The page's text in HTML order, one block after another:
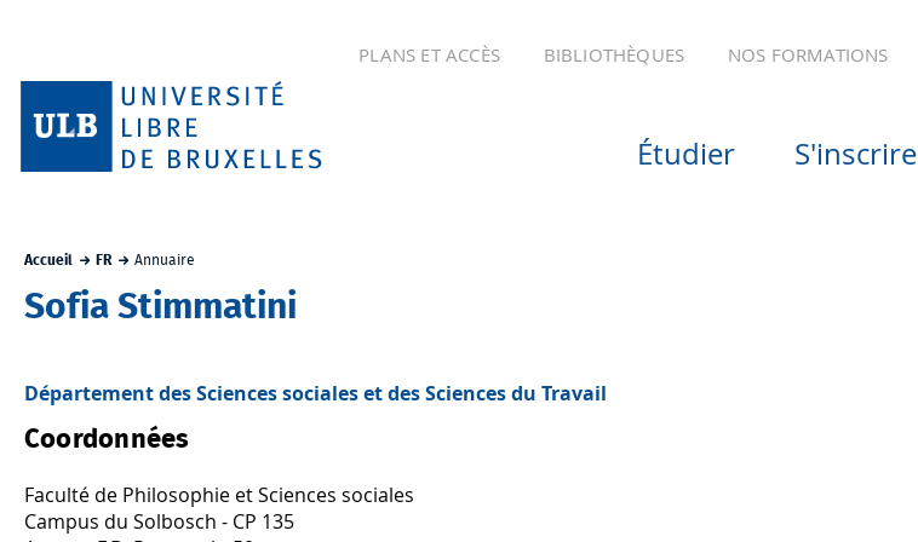
PLANS ET ACCÈS BIBLIOTHÈQUES NOS FORMATIONS
Étudier S'inscrire
Accueil FR Annuaire
Sofia Stimmatini
Département des Sciences sociales et des Sciences du Travail
Coordonnées
Faculté de Philosophie et Sciences sociales
Campus du Solbosch - CP 135